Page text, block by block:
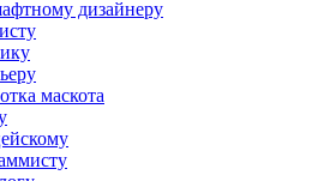
дизайнеру
маскота